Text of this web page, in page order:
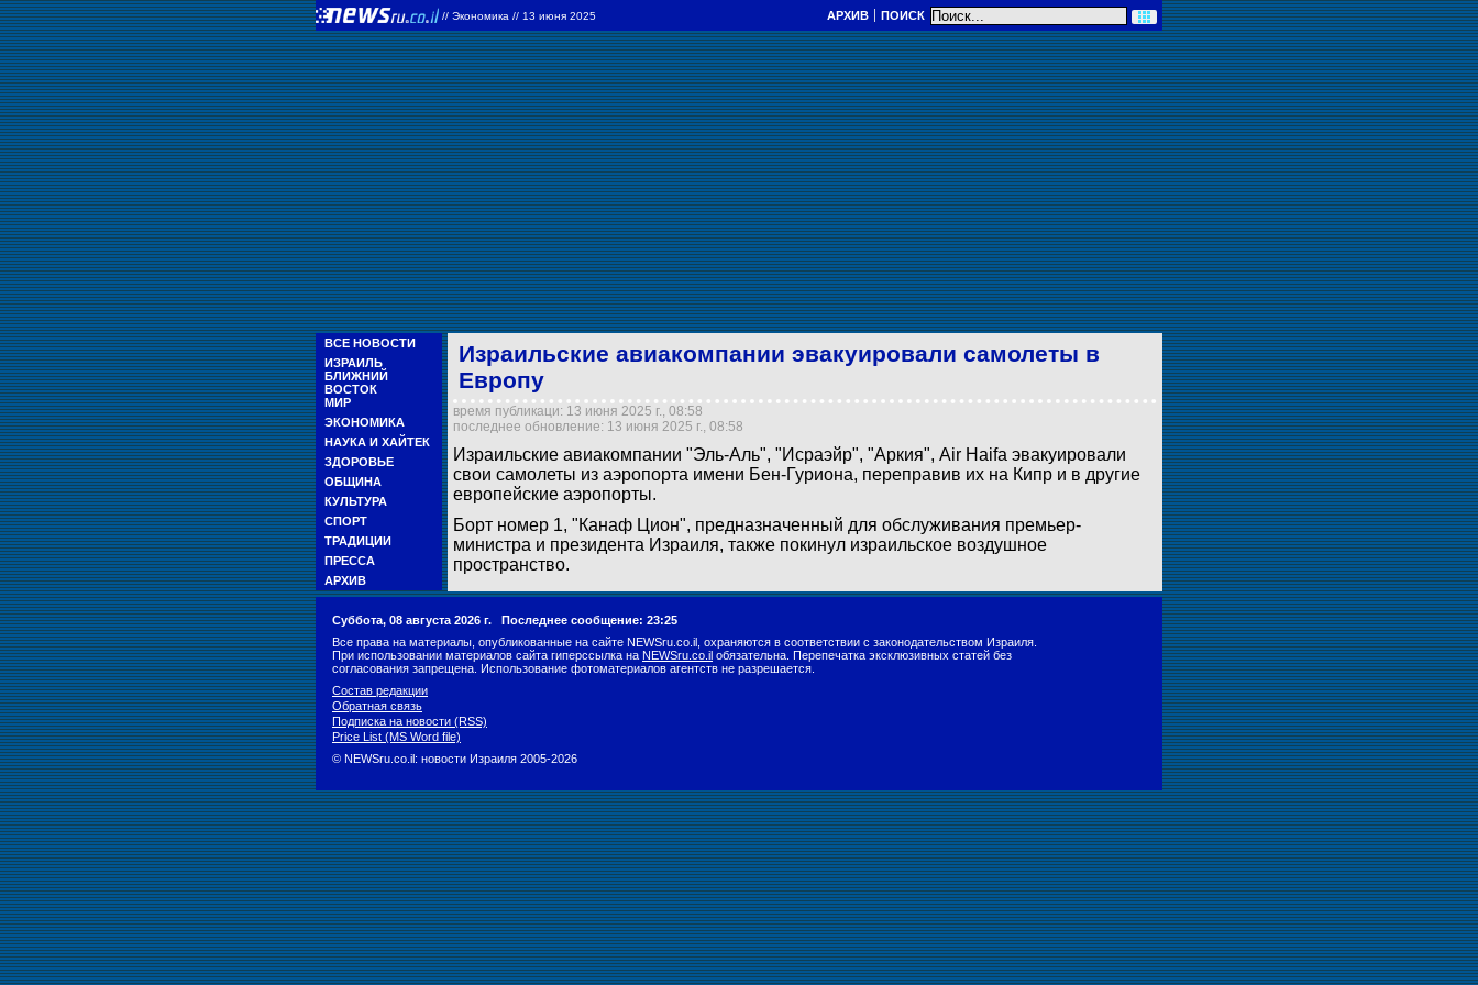
// Экономика // 13 июня 2025 АРХИВ ПОИСК
ВСЕ НОВОСТИ
ИЗРАИЛЬ
БЛИЖНИЙ
ВОСТОК
МИР
ЭКОНОМИКА
НАУКА И ХАЙТЕК
ЗДОРОВЬЕ
ОБЩИНА
КУЛЬТУРА
СПОРТ
ТРАДИЦИИ
ПРЕССА
АРХИВ
Израильские авиакомпании эвакуировали самолеты в
Европу
время публикаци: 13 июня 2025 г., 08:58
последнее обновление: 13 июня 2025 г., 08:58
Израильские авиакомпании "Эль-Аль", "Исраэйр", "Аркия", Air Haifa эвакуировали
свои самолеты из аэропорта имени Бен-Гуриона, переправив их на Кипр и в другие
европейские аэропорты.
Борт номер 1, "Канаф Цион", предназначенный для обслуживания премьер-
министра и президента Израиля, также покинул израильское воздушное
пространство.
Суббота, 08 августа 2026 г. Последнее сообщение: 23:25
Все права на материалы, опубликованные на сайте NEWSru.co.il, охраняются в соответствии с законодательством Израиля.
При использовании материалов сайта гиперссылка на NEWSru.co.il обязательна. Перепечатка эксклюзивных статей без
согласования запрещена. Использование фотоматериалов агентств не разрешается.
Состав редакции
Обратная связь
Подписка на новости (RSS)
Price List (MS Word file)
© NEWSru.co.il: новости Израиля 2005-2026